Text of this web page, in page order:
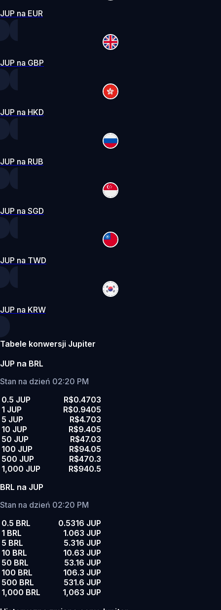
JUP na EUR
JUP na GBP
JUP na HKD
JUP na RUB
JUP na SGD
JUP na TWD
JUP na KRW
Tabele konwersji Jupiter
JUP na BRL
Stan na dzień 02:20 PM
0.5 JUP
R$0.4703
1 JUP
R$0.9405
5 JUP
R$4.703
10 JUP
R$9.405
50 JUP
R$47.03
100 JUP
R$94.05
500 JUP
R$470.3
1,000 JUP
R$940.5
BRL na JUP
Stan na dzień 02:20 PM
0.5 BRL
0.5316 JUP
1 BRL
1.063 JUP
5 BRL
5.316 JUP
10 BRL
10.63 JUP
50 BRL
53.16 JUP
100 BRL
106.3 JUP
500 BRL
531.6 JUP
1,000 BRL
1,063 JUP